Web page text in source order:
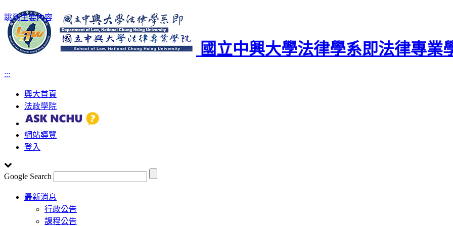
跳到主要內容
國立中興大學法律學系即法律專業
:::
興大首頁
法政學院
網站導覽
登入
Google Search
Toggle
navigation
最新消息
行政公告
課程公告